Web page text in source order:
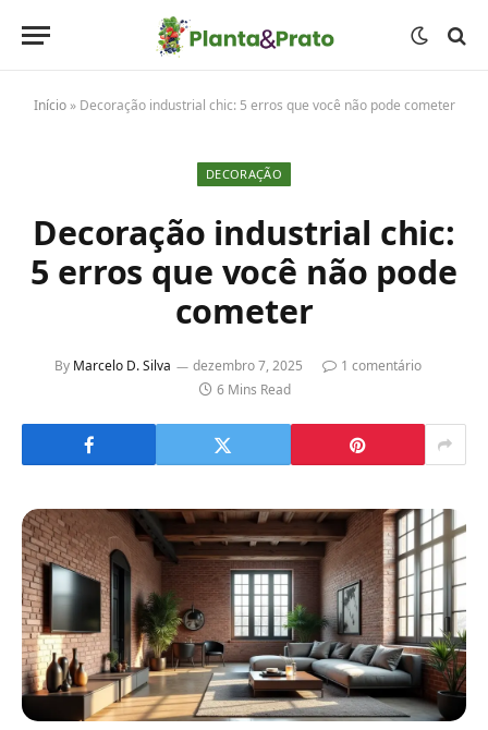
Início» Decoração industrial chic: 5 erros que você não pode cometer
DECORAÇÃO
Decoração industrial chic:
5 erros que você não pode
cometer
By Marcelo D. Silva dezembro 7, 2025
1 comentário
6 Mins Read